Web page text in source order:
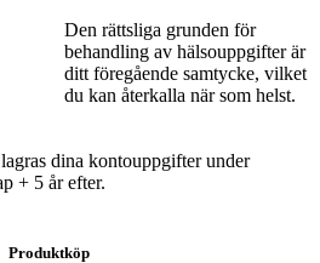
Den rättsliga grunden för
behandling av hälsouppgifter är
ditt föregående samtycke, vilket
du kan återkalla när som helst.
dina kontouppgifter under
+ 5 år efter.
Produktköp